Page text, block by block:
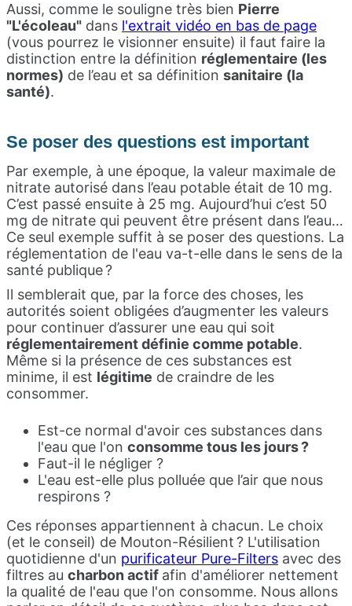
Aussi, comme le souligne très bien Pierre
"L'écoleau" dans l'extrait vidéo en bas de page
(vous pourrez le visionner ensuite) il faut faire la
distinction entre la définition réglementaire (les
normes) de l’eau et sa définition sanitaire (la
santé).
Se poser des questions est important
Par exemple, à une époque, la valeur maximale de
nitrate autorisé dans l’eau potable était de 10 mg.
C’est passé ensuite à 25 mg. Aujourd’hui c’est 50
mg de nitrate qui peuvent être présent dans l’eau…
Ce seul exemple suffit à se poser des questions. La
réglementation de l'eau va-t-elle dans le sens de la
santé publique ?
Il semblerait que, par la force des choses, les
autorités soient obligées d’augmenter les valeurs
pour continuer d’assurer une eau qui soit
réglementairement définie comme potable.
Même si la présence de ces substances est
minime, il est légitime de craindre de les
consommer.
Est-ce normal d'avoir ces substances dans
l'eau que l'on consomme tous les jours ?
Faut-il le négliger ?
L'eau est-elle plus polluée que l’air que nous
respirons ?
Ces réponses appartiennent à chacun. Le choix
(et le conseil) de Mouton-Résilient ? L'utilisation
quotidienne d'un purificateur Pure-Filters avec des
filtres au charbon actif afin d'améliorer nettement
la qualité de l'eau que l'on consomme. Nous allons